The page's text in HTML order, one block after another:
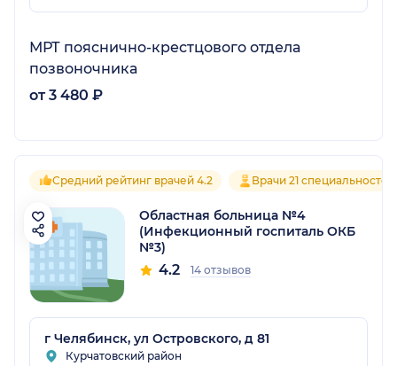
МРТ пояснично-крестцового отдела
позвоночника
от 3 480 ₽
Средний рейтинг врачей 4.2 Врачи 21 специальностей
Областная больница №4
(Инфекционный госпиталь ОКБ
№3)
4.2 14 отзывов
г Челябинск, ул Островского, д 81
Курчатовский район